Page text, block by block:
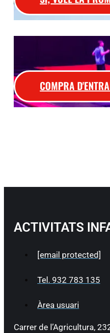
COMPRA
ACTIVITATS
[email protected]
Tel. 932 783 135
Àrea usuari
Carrer de l’Agricultura,